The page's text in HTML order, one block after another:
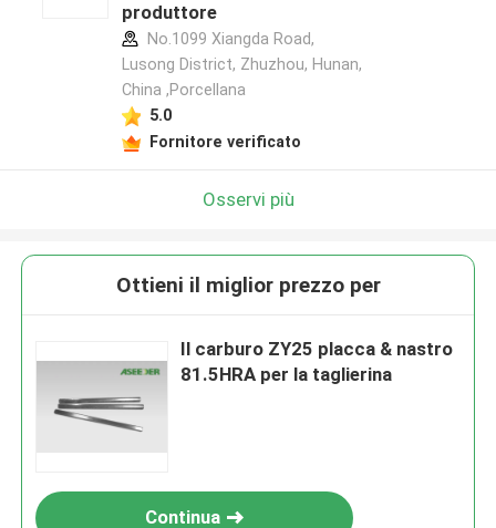
produttore
No.1099 Xiangda Road,
Lusong District, Zhuzhou, Hunan,
China ,Porcellana
5.0
Fornitore verificato
Osservi più
Ottieni il miglior prezzo per
Il carburo ZY25 placca & nastro
81.5HRA per la taglierina
Continua